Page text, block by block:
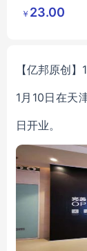
伴手礼定制
￥ 23.00
【亿邦原创
1月10日在天
日开业。